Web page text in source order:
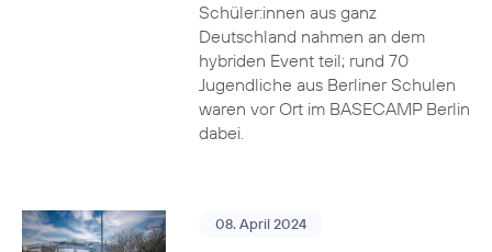
Schüler:innen aus ganz
Deutschland nahmen an dem
hybriden Event teil; rund 70
Jugendliche aus Berliner Schulen
waren vor Ort im BASECAMP Berlin
dabei.
08. April 2024